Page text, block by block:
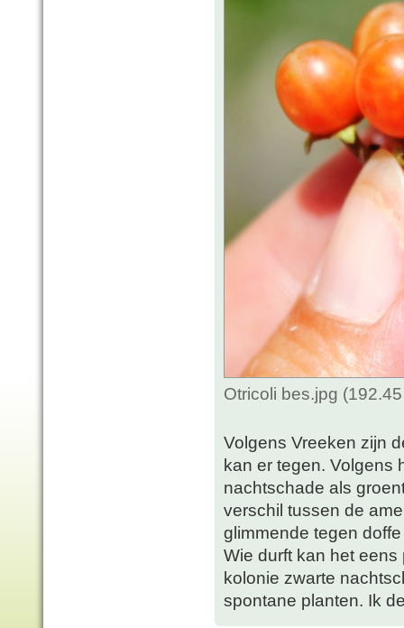
Otricoli bes.jpg
Volgens Vreeken zijn
kan er tegen. Volgens
nachtschade als
verschil tussen de
glimmende tegen
Wie durft kan het
kolonie zwarte
spontane planten. Ik